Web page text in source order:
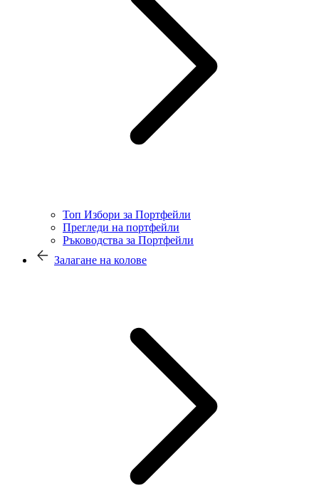
Топ Избори за Портфейли
Прегледи на портфейли
Ръководства за Портфейли
Залагане на колове